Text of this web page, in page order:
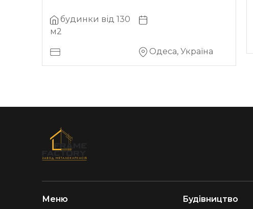
будинки від 130
м2
Одеса, Україна
Меню Будівництво